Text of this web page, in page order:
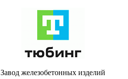
Завод железобетонных изделий